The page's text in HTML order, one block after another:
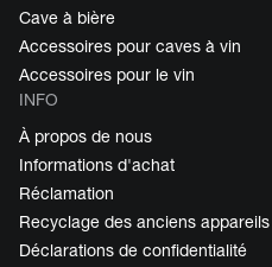
Cave à bière
Accessoires pour caves à vin
Accessoires pour le vin
INFO
À propos de nous
Informations d'achat
Réclamation
Recyclage des anciens appareils
Déclarations de confidentialité